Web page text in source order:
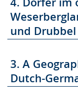
und Drubbel
3. A
Dutch-